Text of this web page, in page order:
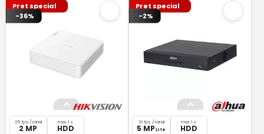
Pret special
-36%
25 fps /canal
2 MP
max 1 x
HDD
Pret special
-2%
10 fps /canal
5 MP Lite
max 1 x
HDD